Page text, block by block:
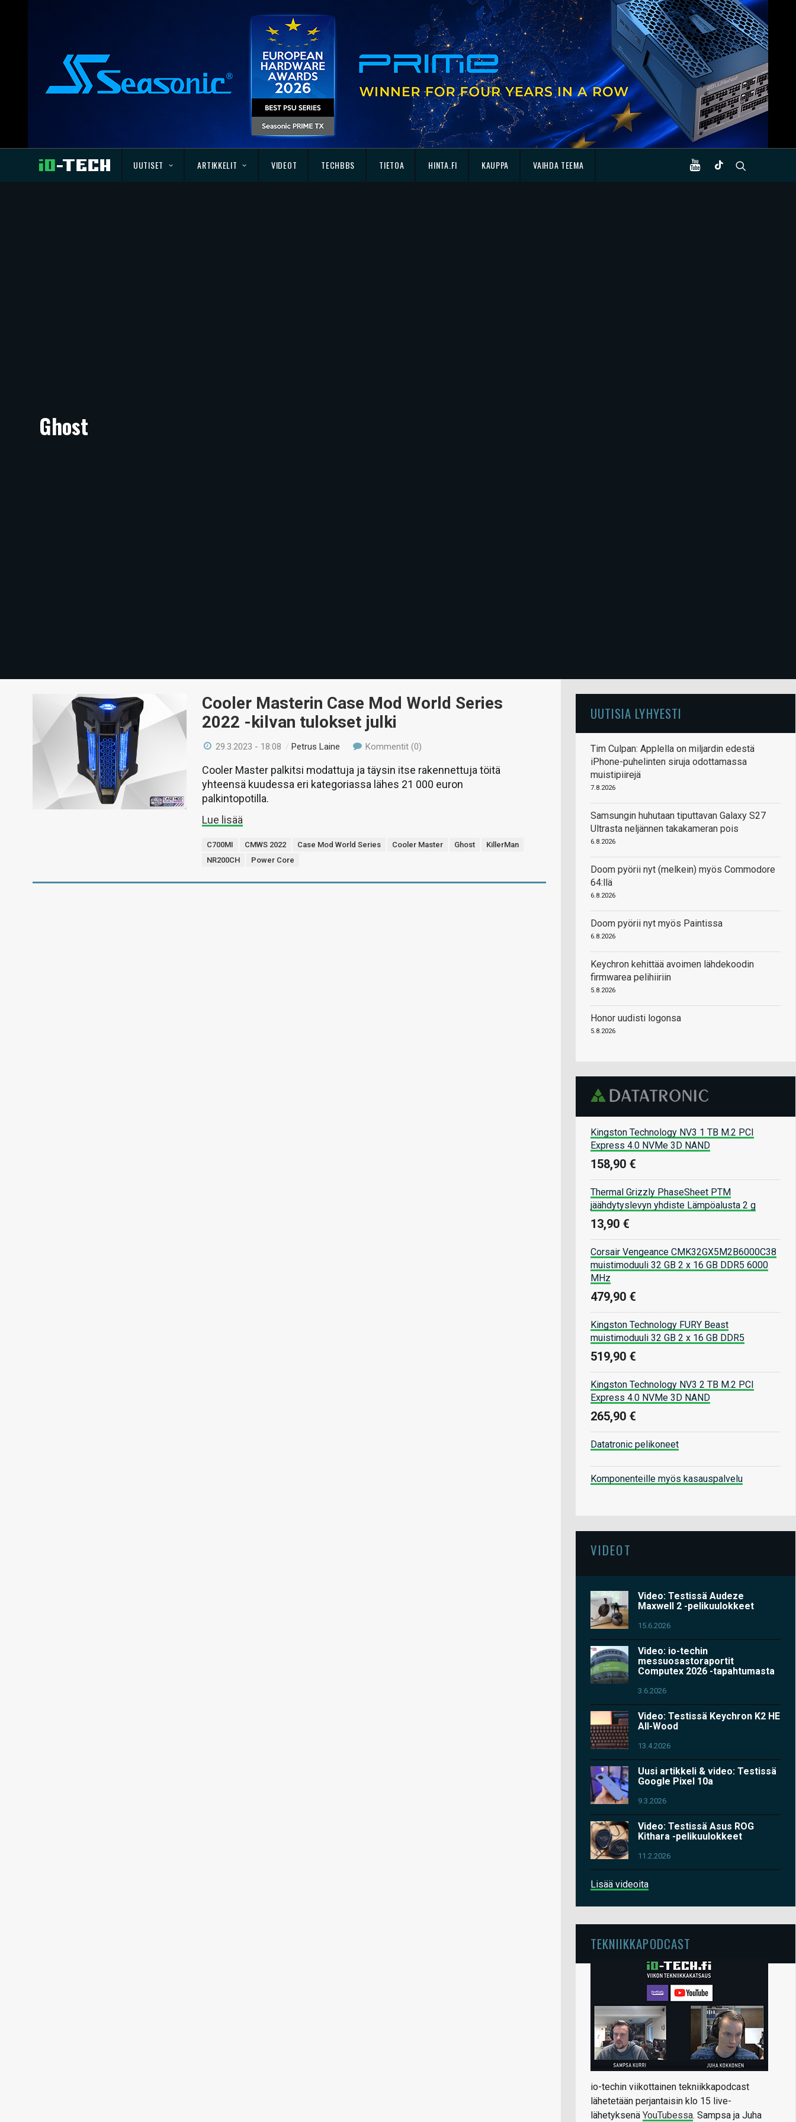
UUTISET ARTIKKELIT VIDEOT TECHBBS TIETOA HINTA.FI KAUPPA VAIHDA TEEMA
Ghost
Cooler Masterin Case Mod World Series
2022 -kilvan tulokset julki
29.3.2023 - 18:08 /Petrus Laine Kommentit (0)
Cooler Master palkitsi modattuja ja täysin itse rakennettuja töitä
yhteensä kuudessa eri kategoriassa lähes 21 000 euron
palkintopotilla.
Lue lisää
C700MI CMWS 2022 Case Mod World Series Cooler Master Ghost
KillerMan
NR200CH
Power Core
UUTISIA LYHYESTI
Tim Culpan: Applella on miljardin edestä
iPhone-puhelinten siruja odottamassa
muistipiirejä
7.8.2026
Samsungin huhutaan tiputtavan Galaxy S27
Ultrasta neljännen takakameran pois
6.8.2026
Doom pyörii nyt (melkein) myös Commodore
64:llä
6.8.2026
Doom pyörii nyt myös Paintissa
6.8.2026
Keychron kehittää avoimen lähdekoodin
firmwarea pelihiiriin
5.8.2026
Honor uudisti logonsa
5.8.2026
Kingston Technology NV3 1 TB M.2 PCI
Express 4.0 NVMe 3D NAND
158,90 €
Thermal Grizzly PhaseSheet PTM
jäähdytyslevyn yhdiste Lämpöalusta 2 g
13,90 €
Corsair Vengeance CMK32GX5M2B6000C38
muistimoduuli 32 GB 2 x 16 GB DDR5 6000
MHz
479,90 €
Kingston Technology FURY Beast
muistimoduuli 32 GB 2 x 16 GB DDR5
519,90 €
Kingston Technology NV3 2 TB M.2 PCI
Express 4.0 NVMe 3D NAND
265,90 €
Datatronic pelikoneet
Komponenteille myös kasauspalvelu
VIDEOT
Video: Testissä Audeze
Maxwell 2 -pelikuulokkeet
15.6.2026
Video: io-techin
messuosastoraportit
Computex 2026 -tapahtumasta
3.6.2026
Video: Testissä Keychron K2 HE
All-Wood
13.4.2026
Uusi artikkeli & video: Testissä
Google Pixel 10a
9.3.2026
Video: Testissä Asus ROG
Kithara -pelikuulokkeet
11.2.2026
Lisää videoita
TEKNIIKKAPODCAST
io-techin viikottainen tekniikkapodcast
lähetetään perjantaisin klo 15 live-
lähetyksenä YouTubessa. Sampsa ja Juha